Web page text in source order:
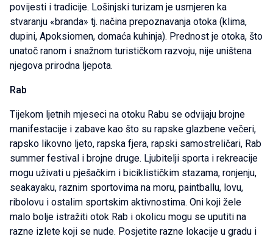
povijesti i tradicije. Lošinjski turizam je usmjeren ka
stvaranju «branda» tj. načina prepoznavanja otoka (klima,
dupini, Apoksiomen, domaća kuhinja). Prednost je otoka, što
unatoč ranom i snažnom turističkom razvoju, nije uništena
njegova prirodna ljepota.
Rab
Tijekom ljetnih mjeseci na otoku Rabu se odvijaju brojne
manifestacije i zabave kao što su rapske glazbene večeri,
rapsko likovno ljeto, rapska fjera, rapski samostreličari, Rab
summer festival i brojne druge. Ljubitelji sporta i rekreacije
mogu uživati u pješačkim i biciklističkim stazama, ronjenju,
seakayaku, raznim sportovima na moru, paintballu, lovu,
ribolovu i ostalim sportskim aktivnostima. Oni koji žele
malo bolje istražiti otok Rab i okolicu mogu se uputiti na
razne izlete koji se nude. Posjetite razne lokacije u gradu i